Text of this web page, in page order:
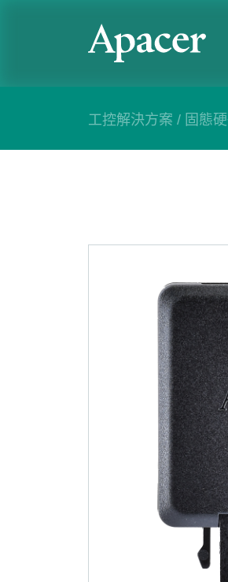
工控解決方案
記憶體模組
產業應用
成功案例
技術
部落格
個人 & 商務解決
商務解決方案
部落格
Gaming
工控解決方案 / 固態